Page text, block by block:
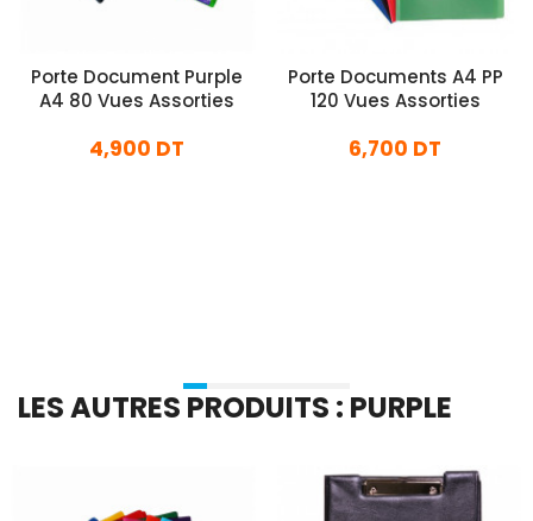
Porte Document Purple
A4 80 Vues Assorties
4,900 DT
Porte Documents A4 PP
120 Vues Assorties
6,700 DT
LES AUTRES PRODUITS : PURPLE